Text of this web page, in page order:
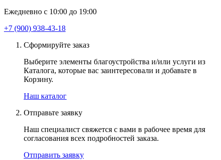
Ежедневно с 10:00 до 19:00
+7 (900) 938-43-18
Сформируйте заказ
Выберите элементы благоустройства и/или услуги из
Каталога, которые вас заинтересовали и добавьте в
Корзину.
Наш каталог
Отправьте заявку
Наш специалист свяжется с вами в рабочее время для
согласования всех подробностей заказа.
Отправить заявку